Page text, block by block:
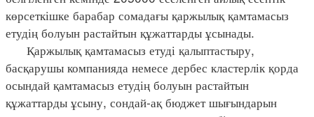
көрсеткішке барабар сомадағы қаржылық қамтамасыз
етудің болуын растайтын құжаттарды ұсынады.
Қаржылық қамтамасыз етуді қалыптастыру,
басқарушы компанияда немесе дербес кластерлік қорда
осындай қамтамасыз етудің болуын растайтын
құжаттарды ұсыну, сондай-ақ бюджет шығындарын